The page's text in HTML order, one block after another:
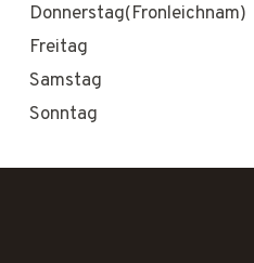
Donnerstag(Fronleichnam)
Freitag
Samstag
Sonntag